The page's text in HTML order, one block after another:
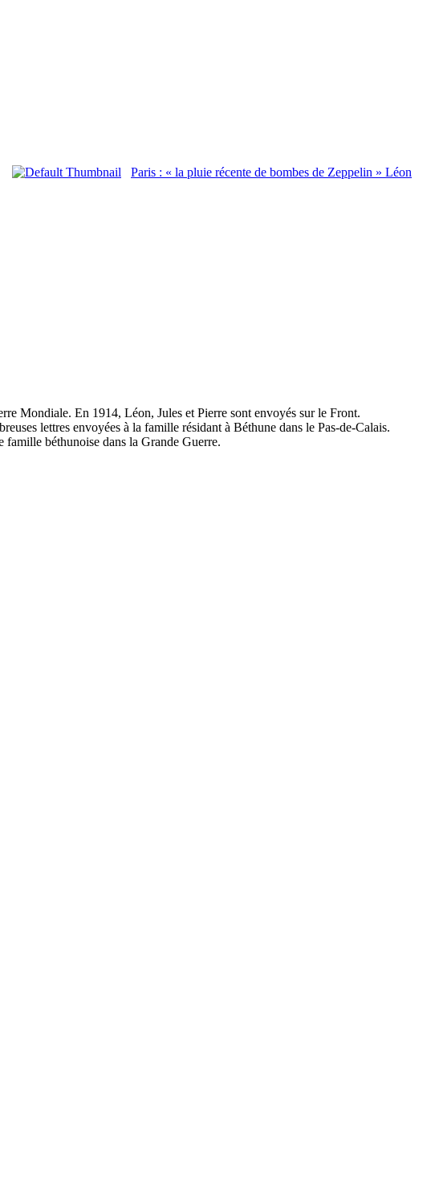
Paris : « la pluie récente de bombes de Zeppelin » Léon
Mondiale. En 1914, Léon, Jules et Pierre sont envoyés sur le Front.
lettres envoyées à la famille résidant à Béthune dans le Pas-de-Calais.
béthunoise dans la Grande Guerre.